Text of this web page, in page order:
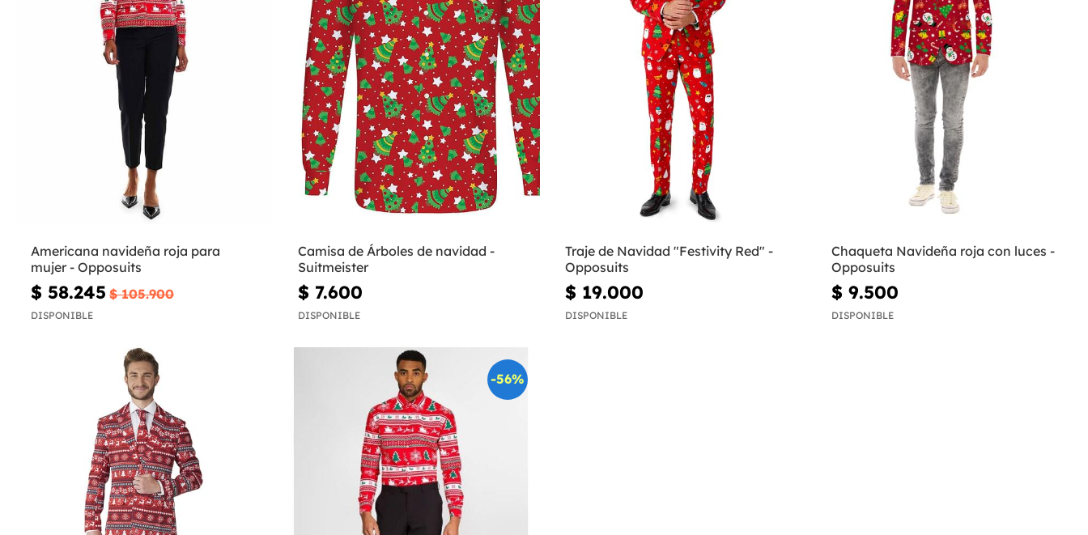
Americana navideña roja para
mujer - Opposuits
$ 58.245 $ 105.900
DISPONIBLE
Camisa de Árboles de navidad -
Suitmeister
$ 7.600
DISPONIBLE
Traje de Navidad "Festivity Red" -
Opposuits
$ 19.000
DISPONIBLE
Chaqueta Navideña roja con luces -
Opposuits
$ 9.500
DISPONIBLE
-56%